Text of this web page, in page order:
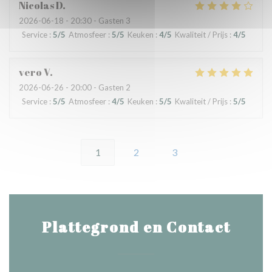
NicolasD
2026-06-18 - 20:30 - Gasten 3
Service : 5/5 Atmosfeer : 5/5 Keuken : 4/5 Kwaliteit / Prijs : 4/5
veroV
2026-06-26 - 20:00 - Gasten 2
Service : 5/5 Atmosfeer : 4/5 Keuken : 5/5 Kwaliteit / Prijs : 5/5
1 2 3
Plattegrond en Contact